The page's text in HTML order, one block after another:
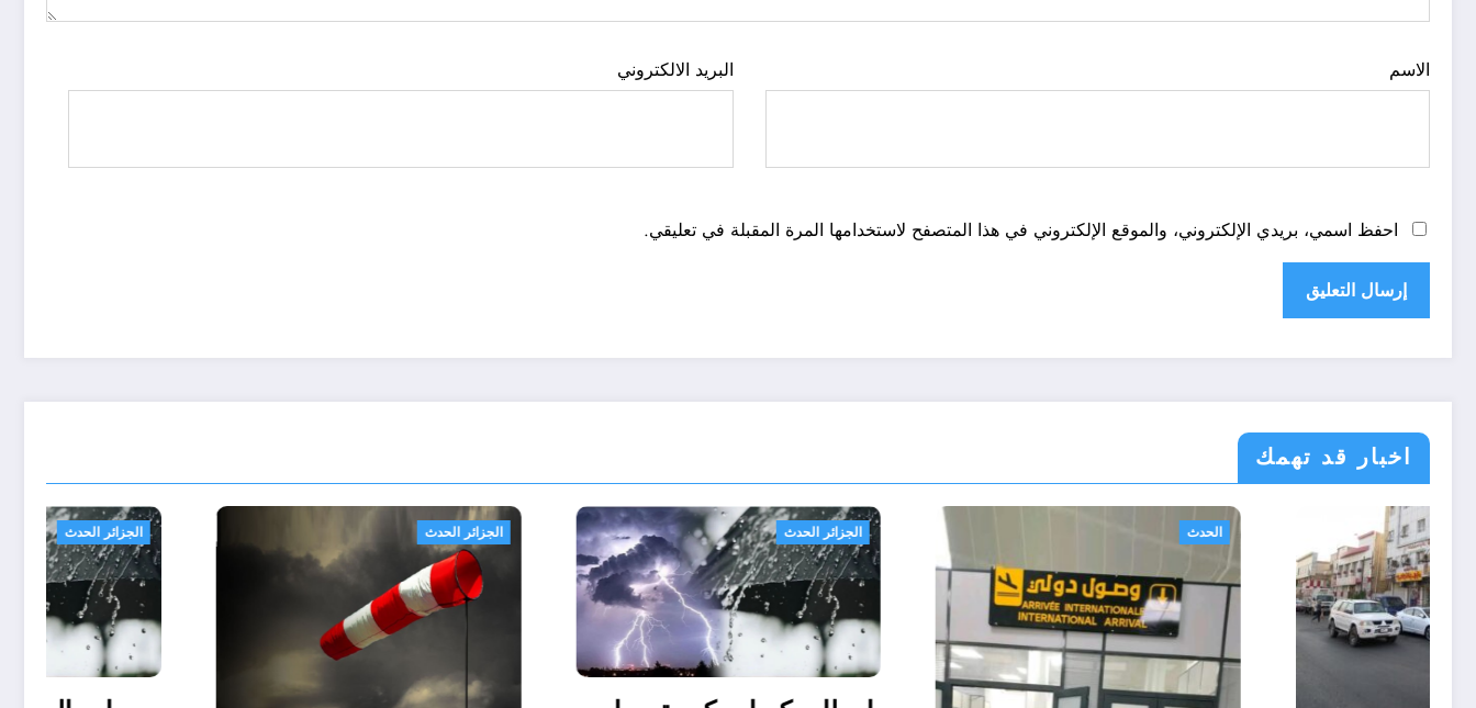
الاسم البريد الالكتروني
احفظ اسمي، بريدي الإلكتروني، والموقع الإلكتروني في هذا المتصفح لاستخدامها المرة المقبلة في تعليقي.
اخبار قد تهمك
الجزائر الحدث أحوال عربية